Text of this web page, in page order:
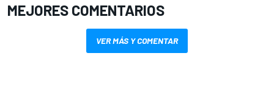
MEJORES COMENTARIOS
VER MÁS Y COMENTAR